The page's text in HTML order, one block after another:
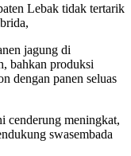
Lebak tidak tertarik
jagung di
bahkan produksi
dengan panen seluas
cenderung meningkat,
swasembada